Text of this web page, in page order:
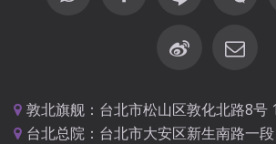
敦北旗舰：台北市松山区敦化北路8号
台北总院：台北市大安区新生南路一